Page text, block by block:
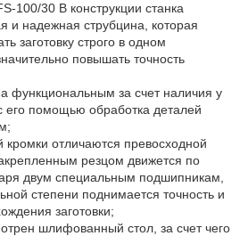
100/30 В конструкции станка
и надежная струбцина, которая
заготовку строго в одном
повышать точность
функциональным за счет наличия у
его помощью обработка деталей
отличаются превосходной
резцом движется по
двум специальным подшипникам,
степени поднимается точность и
заготовки;
шлифованный стол, за счет чего